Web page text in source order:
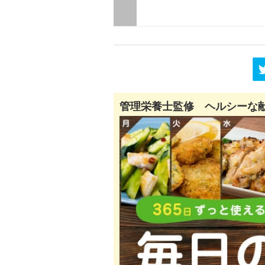
管理栄養士監修 ヘルシーな